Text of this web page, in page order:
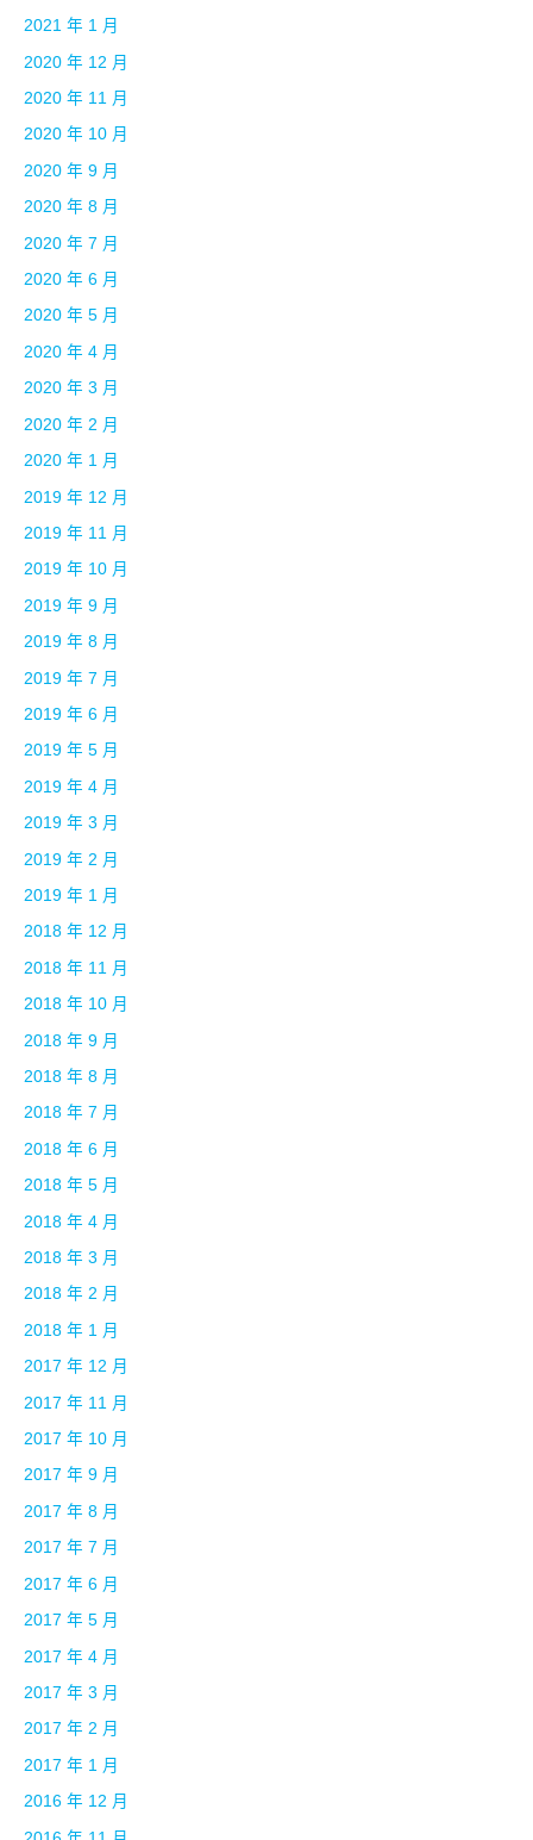
2021 年 1 月
2020 年 12 月
2020 年 11 月
2020 年 10 月
2020 年 9 月
2020 年 8 月
2020 年 7 月
2020 年 6 月
2020 年 5 月
2020 年 4 月
2020 年 3 月
2020 年 2 月
2020 年 1 月
2019 年 12 月
2019 年 11 月
2019 年 10 月
2019 年 9 月
2019 年 8 月
2019 年 7 月
2019 年 6 月
2019 年 5 月
2019 年 4 月
2019 年 3 月
2019 年 2 月
2019 年 1 月
2018 年 12 月
2018 年 11 月
2018 年 10 月
2018 年 9 月
2018 年 8 月
2018 年 7 月
2018 年 6 月
2018 年 5 月
2018 年 4 月
2018 年 3 月
2018 年 2 月
2018 年 1 月
2017 年 12 月
2017 年 11 月
2017 年 10 月
2017 年 9 月
2017 年 8 月
2017 年 7 月
2017 年 6 月
2017 年 5 月
2017 年 4 月
2017 年 3 月
2017 年 2 月
2017 年 1 月
2016 年 12 月